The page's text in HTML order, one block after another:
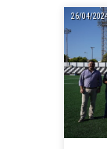
26/04/